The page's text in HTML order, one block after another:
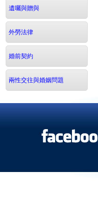
遺囑與贈與
外勞法律
婚前契約
兩性交往與婚姻問題